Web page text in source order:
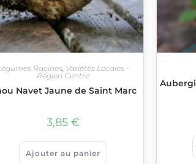
Racines Variétés Locales -
Région Centre
Navet Jaune de Saint Marc
3,85€
Ajouter au panier